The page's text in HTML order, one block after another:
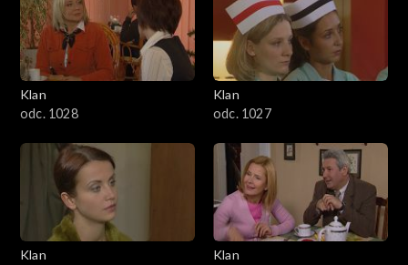
Klan
odc. 1028
Klan
odc. 1027
Klan
Klan